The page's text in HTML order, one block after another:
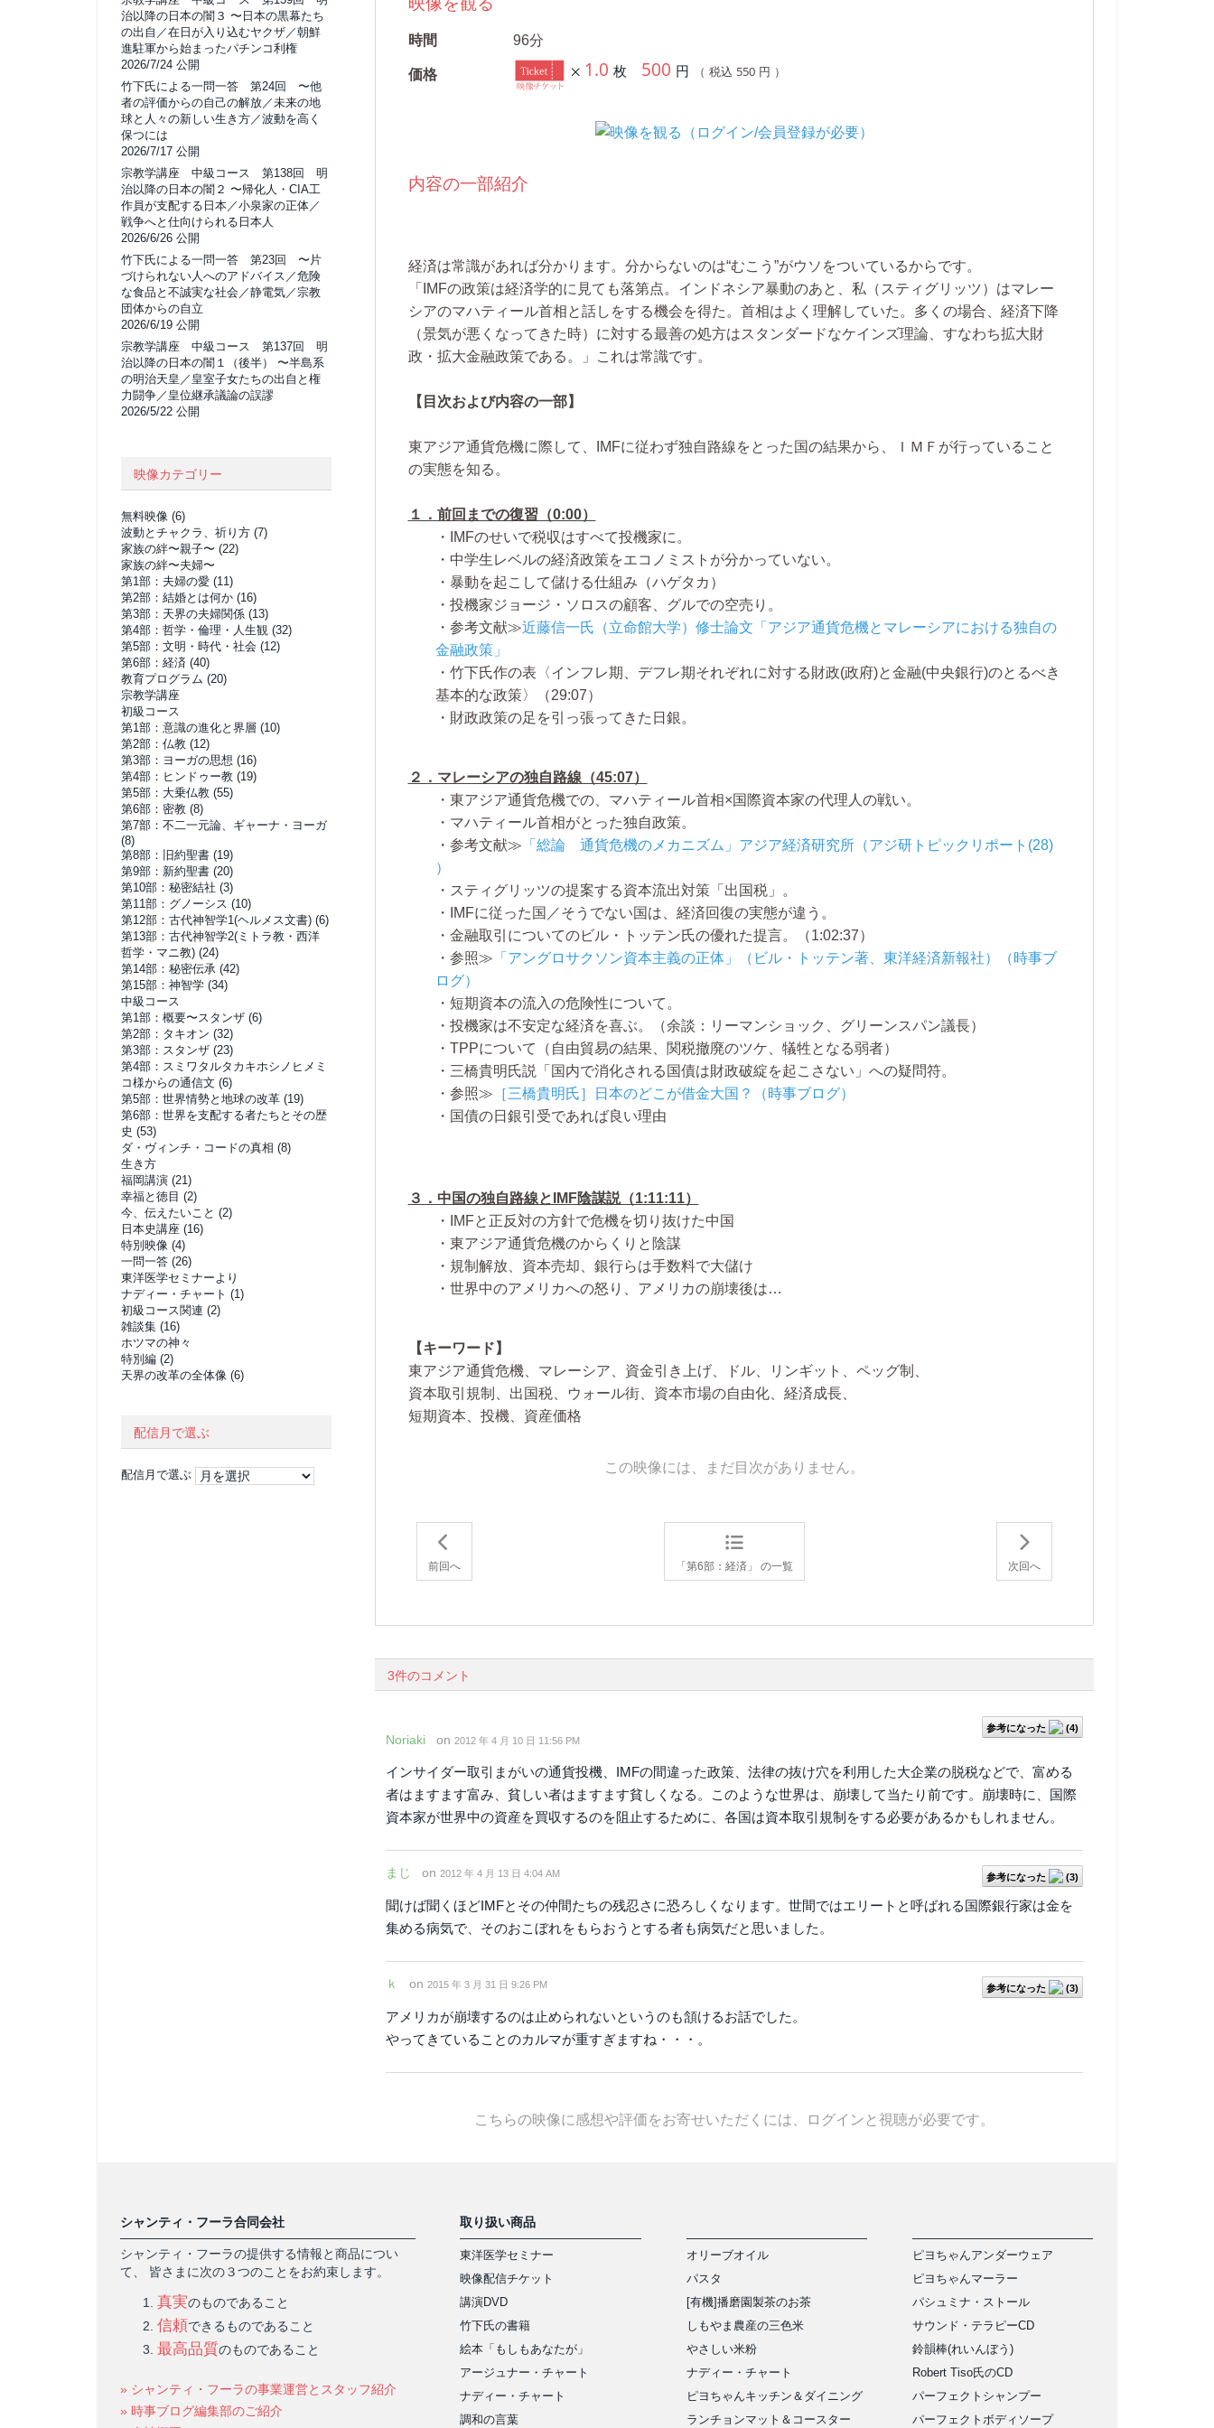
時間 96分
価格 1.0 枚 500 円 （ 税込 550円 ）
内容の一部紹介
経済は常識があれば分かります。分からないのは“むこう”がウソをついているからです。
「IMFの政策は経済学的に見ても落第点。インドネシア暴動のあと、私（スティグリッツ）はマレー
シアのマハティール首相と話しをする機会を得た。首相はよく理解していた。多くの場合、経済下降
（景気が悪くなってきた時）に対する最善の処方はスタンダードなケインズ理論、すなわち拡大財
政・拡大金融政策である。」これは常識です。
【目次および内容の一部】
東アジア通貨危機に際して、IMFに従わず独自路線をとった国の結果から、ＩＭＦが行っていること
の実態を知る。
１．前回までの復習（0:00）
・IMFのせいで税収はすべて投機家に。
・中学生レベルの経済政策をエコノミストが分かっていない。
・暴動を起こして儲ける仕組み（ハゲタカ）
・投機家ジョージ・ソロスの顧客、グルでの空売り。
・参考文献≫近藤信一氏（立命館大学）修士論文「アジア通貨危機とマレーシアにおける独自の
金融政策」
・竹下氏作の表〈インフレ期、デフレ期それぞれに対する財政(政府)と金融(中央銀行)のとるべき
基本的な政策〉（29:07）
・財政政策の足を引っ張ってきた日銀。
２．マレーシアの独自路線（45:07）
・東アジア通貨危機での、マハティール首相×国際資本家の代理人の戦い。
・マハティール首相がとった独自政策。
・参考文献≫ 「総論 通貨危機のメカニズム」アジア経済研究所（アジ研トピックリポート(28)
）
・スティグリッツの提案する資本流出対策「出国税」。
・IMFに従った国／そうでない国は、経済回復の実態が違う。
・金融取引についてのビル・トッテン氏の優れた提言。（1:02:37）
・参照≫ 「アングロサクソン資本主義の正体」（ビル・トッテン著、東洋経済新報社）（時事ブ
ログ）
・短期資本の流入の危険性について。
・投機家は不安定な経済を喜ぶ。（余談：リーマンショック、グリーンスパン議長）
・TPPについて（自由貿易の結果、関税撤廃のツケ、犠牲となる弱者）
・三橋貴明氏説「国内で消化される国債は財政破綻を起こさない」への疑問符。
・参照≫ ［三橋貴明氏］日本のどこが借金大国？（時事ブログ）
・国債の日銀引受であれば良い理由
３．中国の独自路線とIMF陰謀説（1:11:11）
・IMFと正反対の方針で危機を切り抜けた中国
・東アジア通貨危機のからくりと陰謀
・規制解放、資本売却、銀行らは手数料で大儲け
・世界中のアメリカへの怒り、アメリカの崩壊後は…
【キーワード】
東アジア通貨危機、マレーシア、資金引き上げ、ドル、リンギット、ペッグ制、
資本取引規制、出国税、ウォール街、資本市場の自由化、経済成長、
短期資本、投機、資産価格
この映像には、まだ目次がありません。
前回へ 「第6部：経済」 の一覧 次回へ
3件のコメント
参考になった (4)
Noriaki on 2012 年 4 月 10 日 11:56 PM
インサイダー取引まがいの通貨投機、IMFの間違った政策、法律の抜け穴を利用した大企業の脱税などで、富める
者はますます富み、貧しい者はますます貧しくなる。このような世界は、崩壊して当たり前です。崩壊時に、国際
資本家が世界中の資産を買収するのを阻止するために、各国は資本取引規制をする必要があるかもしれません。
参考になった (3)
まじ on 2012 年 4 月 13 日 4:04 AM
聞けば聞くほどIMFとその仲間たちの残忍さに恐ろしくなります。世間ではエリートと呼ばれる国際銀行家は金を
集める病気で、そのおこぼれをもらおうとする者も病気だと思いました。
参考になった (3)
ｋ on 2015 年 3 月 31 日 9:26 PM
アメリカが崩壊するのは止められないというのも頷けるお話でした。
やってきていることのカルマが重すぎますね・・・。
こちらの映像に感想や評価をお寄せいただくには、ログインと視聴が必要です。
治以降の日本の闇３ 〜日本の黒幕たち
の出自／在日が入り込むヤクザ／朝鮮
進駐軍から始まったパチンコ利権
2026/7/24 公開
竹下氏による一問一答 第24回 〜他
者の評価からの自己の解放／未来の地
球と人々の新しい生き方／波動を高く
保つには
2026/7/17 公開
宗教学講座 中級コース 第138回 明
治以降の日本の闇２ 〜帰化人・CIA工
作員が支配する日本／小泉家の正体／
戦争へと仕向けられる日本人
2026/6/26 公開
竹下氏による一問一答 第23回 〜片
づけられない人へのアドバイス／危険
な食品と不誠実な社会／静電気／宗教
団体からの自立
2026/6/19 公開
宗教学講座 中級コース 第137回 明
治以降の日本の闇１（後半） 〜半島系
の明治天皇／皇室子女たちの出自と権
力闘争／皇位継承議論の誤謬
2026/5/22 公開
映像カテゴリー
無料映像 (6)
波動とチャクラ、祈り方 (7)
家族の絆〜親子〜 (22)
家族の絆〜夫婦〜
第1部：夫婦の愛 (11)
第2部：結婚とは何か (16)
第3部：天界の夫婦関係 (13)
第4部：哲学・倫理・人生観 (32)
第5部：文明・時代・社会 (12)
第6部：経済 (40)
教育プログラム (20)
宗教学講座
初級コース
第1部：意識の進化と界層 (10)
第2部：仏教 (12)
第3部：ヨーガの思想 (16)
第4部：ヒンドゥー教 (19)
第5部：大乗仏教 (55)
第6部：密教 (8)
第7部：不二一元論、ギャーナ・ヨーガ
(8)
第8部：旧約聖書 (19)
第9部：新約聖書 (20)
第10部：秘密結社 (3)
第11部：グノーシス (10)
第12部：古代神智学1(ヘルメス文書) (6)
第13部：古代神智学2(ミトラ教・西洋
哲学・マニ教) (24)
第14部：秘密伝承 (42)
第15部：神智学 (34)
中級コース
第1部：概要〜スタンザ (6)
第2部：タキオン (32)
第3部：スタンザ (23)
第4部：スミワタルタカキホシノヒメミ
コ様からの通信文 (6)
第5部：世界情勢と地球の改革 (19)
第6部：世界を支配する者たちとその歴
史 (53)
ダ・ヴィンチ・コードの真相 (8)
生き方
福岡講演 (21)
幸福と徳目 (2)
今、伝えたいこと (2)
日本史講座 (16)
特別映像 (4)
一問一答 (26)
東洋医学セミナーより
ナディー・チャート (1)
初級コース関連 (2)
雑談集 (16)
ホツマの神々
特別編 (2)
天界の改革の全体像 (6)
配信月で選ぶ
配信月で選ぶ
シャンティ・フーラ合同会社
シャンティ・フーラの提供する情報と商品につい
て、 皆さまに次の３つのことをお約束します。
真実のものであること
信頼できるものであること
最高品質のものであること
» シャンティ・フーラの事業運営とスタッフ紹介
» 時事ブログ編集部のご紹介
取り扱い商品
東洋医学セミナー
映像配信チケット
講演DVD
竹下氏の書籍
絵本「もしもあなたが」
アージュナー・チャート
ナディー・チャート
調和の言葉
オリーブオイル
パスタ
[有機]播磨園製茶のお茶
しもやま農産の三色米
やさしい米粉
ナディー・チャート
ピヨちゃんキッチン＆ダイニング
アイテム
ランチョンマット＆コースター
ピヨちゃんアンダーウェア
ピヨちゃんマーラー
パシュミナ・ストール
サウンド・テラピーCD
鈴韻棒(れいんぼう)
Robert Tiso氏のCD
パーフェクトシャンプー
パーフェクトボディソープ